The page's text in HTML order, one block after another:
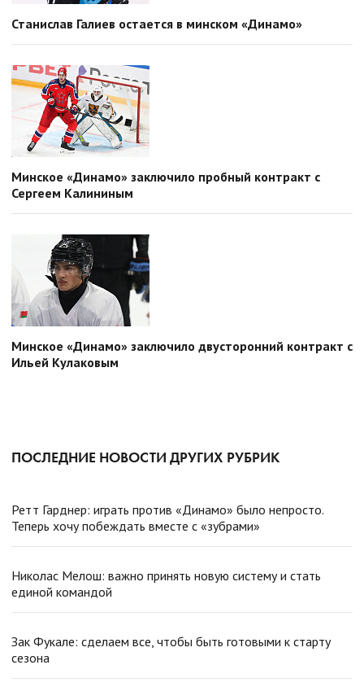
Станислав Галиев остается в минском «Динамо»
Минское «Динамо» заключило пробный контракт с
Сергеем Калининым
Минское «Динамо» заключило двусторонний контракт с
Ильей Кулаковым
ПОСЛЕДНИЕ НОВОСТИ ДРУГИХ РУБРИК
Ретт Гарднер: играть против «Динамо» было непросто.
Теперь хочу побеждать вместе с «зубрами»
Николас Мелош: важно принять новую систему и стать
единой командой
Зак Фукале: сделаем все, чтобы быть готовыми к старту
сезона